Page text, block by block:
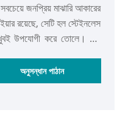
জনপ্রিয় মাঝারি আকারের
রয়েছে, সেটি হল স্টেইনলেস
খুবই উপযোগী করে তোলে। এটি
অভ্যন্তরীণ কাঠামো আপনার
ডিজাইনার আপনাকে পেশাদার
অনুসন্ধান পাঠান